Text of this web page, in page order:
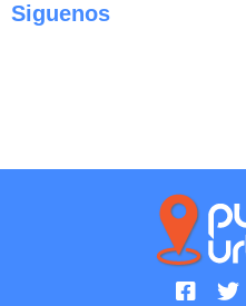
Siguenos